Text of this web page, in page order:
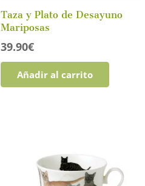
Taza y Plato de Desayuno
Mariposas
39.90€
Añadir al carrito